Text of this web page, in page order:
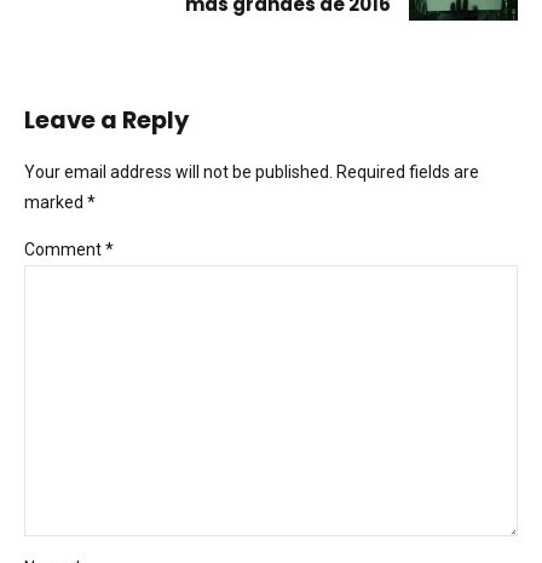
Leave a Reply
Your email address will not be published. Required fields are
marked *
Comment*